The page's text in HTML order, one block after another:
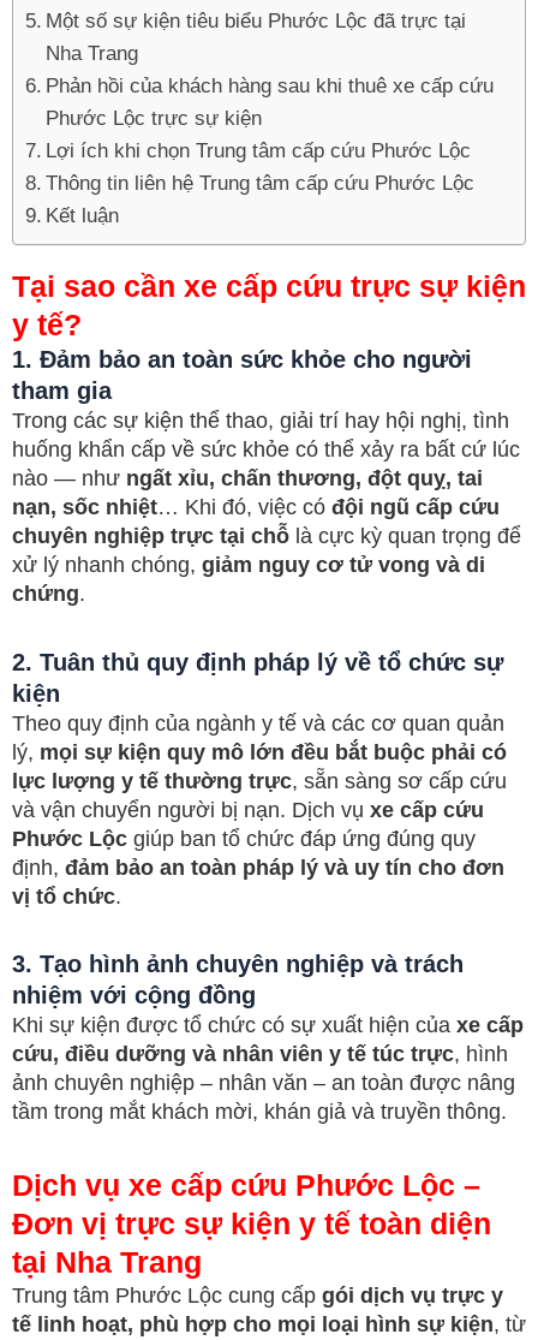
Một số sự kiện tiêu biểu Phước Lộc đã trực tại
Nha Trang
Phản hồi của khách hàng sau khi thuê xe cấp cứu
Phước Lộc trực sự kiện
Lợi ích khi chọn Trung tâm cấp cứu Phước Lộc
Thông tin liên hệ Trung tâm cấp cứu Phước Lộc
Kết luận
Tại sao cần xe cấp cứu trực sự kiện
y tế?
1. Đảm bảo an toàn sức khỏe cho người
tham gia
Trong các sự kiện thể thao, giải trí hay hội nghị, tình
huống khẩn cấp về sức khỏe có thể xảy ra bất cứ lúc
nào — như ngất xỉu, chấn thương, đột quỵ, tai
nạn, sốc nhiệt… Khi đó, việc có đội ngũ cấp cứu
chuyên nghiệp trực tại chỗ là cực kỳ quan trọng để
xử lý nhanh chóng, giảm nguy cơ tử vong và di
chứng.
2. Tuân thủ quy định pháp lý về tổ chức sự
kiện
Theo quy định của ngành y tế và các cơ quan quản
lý, mọi sự kiện quy mô lớn đều bắt buộc phải có
lực lượng y tế thường trực, sẵn sàng sơ cấp cứu
và vận chuyển người bị nạn. Dịch vụ xe cấp cứu
Phước Lộc giúp ban tổ chức đáp ứng đúng quy
định, đảm bảo an toàn pháp lý và uy tín cho đơn
vị tổ chức.
3. Tạo hình ảnh chuyên nghiệp và trách
nhiệm với cộng đồng
Khi sự kiện được tổ chức có sự xuất hiện của xe cấp
cứu, điều dưỡng và nhân viên y tế túc trực, hình
ảnh chuyên nghiệp – nhân văn – an toàn được nâng
tầm trong mắt khách mời, khán giả và truyền thông.
Dịch vụ xe cấp cứu Phước Lộc –
Đơn vị trực sự kiện y tế toàn diện
tại Nha Trang
Trung tâm Phước Lộc cung cấp gói dịch vụ trực y
tế linh hoạt, phù hợp cho mọi loại hình sự kiện, từ